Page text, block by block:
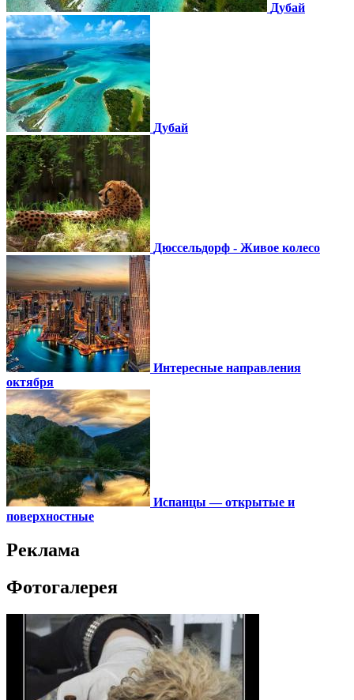
Дубай
Дубай
Дюссельдорф - Живое колесо
Интересные направления
октября
Испанцы — открытые и
поверхностные
Реклама
Фотогалерея